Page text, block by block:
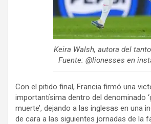
Keira Walsh, autora del
Fuente: @lionesses en
Con el pitido final, Francia firmó una
importantísima dentro del denominado
muerte’, dejando a las inglesas en una
de cara a las siguientes jornadas de la